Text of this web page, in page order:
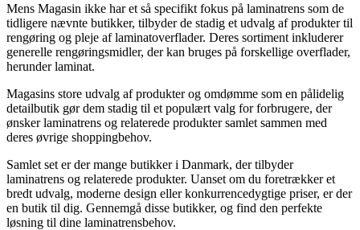
Mens Magasin ikke har et så specifikt fokus på laminatrens som de
tidligere nævnte butikker, tilbyder de stadig et udvalg af produkter til
rengøring og pleje af laminatoverflader. Deres sortiment inkluderer
generelle rengøringsmidler, der kan bruges på forskellige overflader,
herunder laminat.
Magasins store udvalg af produkter og omdømme som en pålidelig
detailbutik gør dem stadig til et populært valg for forbrugere, der
ønsker laminatrens og relaterede produkter samlet sammen med
deres øvrige shoppingbehov.
Samlet set er der mange butikker i Danmark, der tilbyder
laminatrens og relaterede produkter. Uanset om du foretrækker et
bredt udvalg, moderne design eller konkurrencedygtige priser, er der
en butik til dig. Gennemgå disse butikker, og find den perfekte
løsning til dine laminatrensbehov.